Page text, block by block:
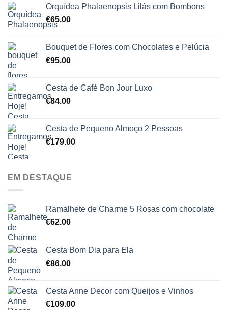
Orquídea Phalaenopsis Lilás com Bombons
€65.00
Bouquet de Flores com Chocolates e Pelúcia
€95.00
Cesta de Café Bon Jour Luxo
€84.00
Cesta de Pequeno Almoço 2 Pessoas
€179.00
EM DESTAQUE
Ramalhete de Charme 5 Rosas com chocolate
€62.00
Cesta Bom Dia para Ela
€86.00
Cesta Anne Decor com Queijos e Vinhos
€109.00